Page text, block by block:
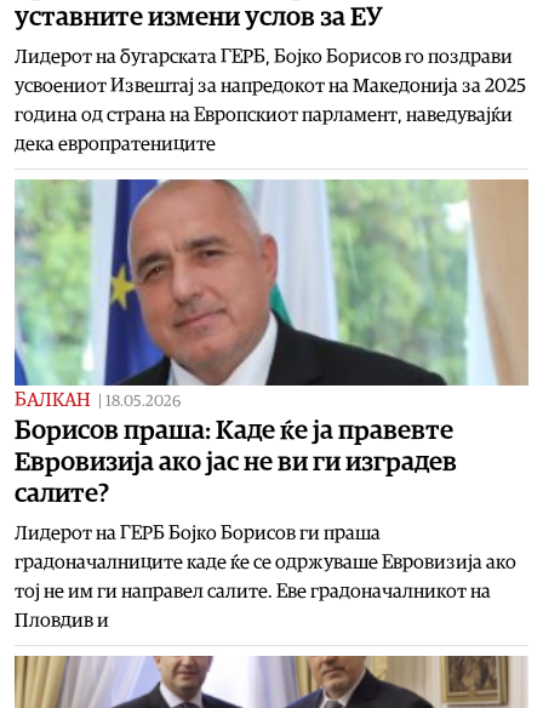
уставните измени услов за ЕУ
Лидерот на бугарската ГЕРБ, Бојко Борисов го поздрави
усвоениот Извештај за напредокот на Македонија за 2025
година од страна на Европскиот парламент, наведувајќи
дека европратениците
БАЛКАН 18.05.2026
Борисов праша: Каде ќе ја правевте
Евровизија ако јас не ви ги изградев
салите?
Лидерот на ГЕРБ Бојко Борисов ги праша
градоначалниците каде ќе се одржуваше Евровизија ако
тој не им ги направел салите. Еве градоначалникот на
Пловдив и